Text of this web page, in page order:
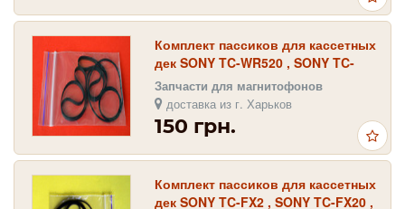
Комплект пассиков для кассетных
дек SONY TC-WR520 , SONY TC-
WR570 , SONY TC-WR620
Запчасти для магнитофонов
доставка из г. Харьков
150 грн.
Комплект пассиков для кассетных
дек SONY TC-FX2 , SONY TC-FX20 ,